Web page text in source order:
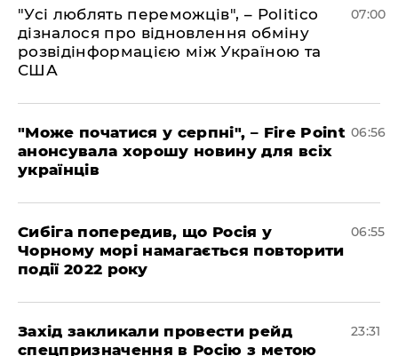
"Усі люблять переможців", – Politico
дізналося про відновлення обміну
розвідінформацією між Україною та
США
07:00
"Може початися у серпні", – Fire Point
анонсувала хорошу новину для всіх
українців
06:56
Сибіга попередив, що Росія у
Чорному морі намагається повторити
події 2022 року
06:55
​Захід закликали провести рейд
спецпризначення в Росію з метою
23:31